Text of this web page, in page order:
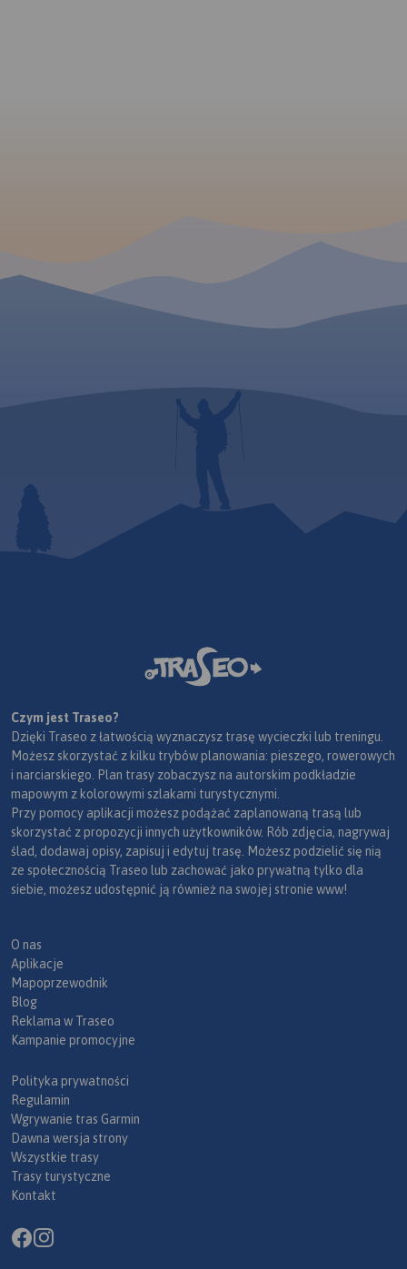
Czym jest Traseo?
Dzięki Traseo z łatwością wyznaczysz trasę wycieczki lub treningu.
Możesz skorzystać z kilku trybów planowania: pieszego, rowerowych
i narciarskiego. Plan trasy zobaczysz na autorskim podkładzie
mapowym z kolorowymi szlakami turystycznymi.
Przy pomocy aplikacji możesz podążać zaplanowaną trasą lub
skorzystać z propozycji innych użytkowników. Rób zdjęcia, nagrywaj
ślad, dodawaj opisy, zapisuj i edytuj trasę. Możesz podzielić się nią
ze społecznością Traseo lub zachować jako prywatną tylko dla
siebie, możesz udostępnić ją również na swojej stronie www!
O nas
Aplikacje
Mapoprzewodnik
Blog
Reklama w Traseo
Kampanie promocyjne
Polityka prywatności
Regulamin
Wgrywanie tras Garmin
Dawna wersja strony
Wszystkie trasy
Trasy turystyczne
Kontakt